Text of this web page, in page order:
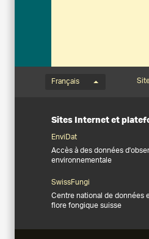
Menu de
Français
Sites Internet et
EnviDat
Accès à des données
environnementale
SwissFungi
Centre national de données
flore fongique suisse